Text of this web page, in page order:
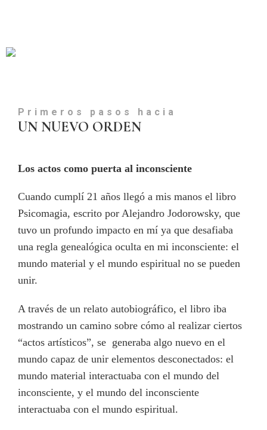
Primeros pasos hacia
UN NUEVO ORDEN
Los actos como puerta al inconsciente
Cuando cumplí 21 años llegó a mis manos el libro
Psicomagia, escrito por Alejandro Jodorowsky, que
tuvo un profundo impacto en mí ya que desafiaba
una regla genealógica oculta en mi inconsciente: el
mundo material y el mundo espiritual no se pueden
unir.
A través de un relato autobiográfico, el libro iba
mostrando un camino sobre cómo al realizar ciertos
“actos artísticos”, se generaba algo nuevo en el
mundo capaz de unir elementos desconectados: el
mundo material interactuaba con el mundo del
inconsciente, y el mundo del inconsciente
interactuaba con el mundo espiritual.